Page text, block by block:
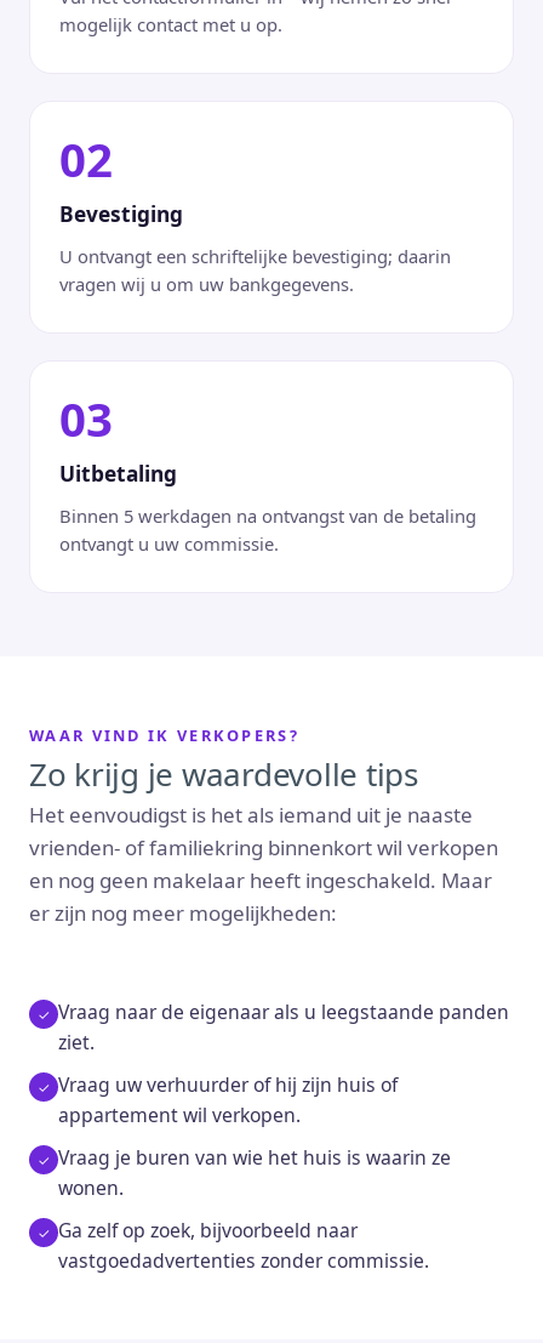
mogelijk contact met u op.
02
Bevestiging
U ontvangt een schriftelijke bevestiging; daarin
vragen wij u om uw bankgegevens.
03
Uitbetaling
Binnen 5 werkdagen na ontvangst van de betaling
ontvangt u uw commissie.
WAAR VIND IK VERKOPERS?
Zo krijg je waardevolle tips
Het eenvoudigst is het als iemand uit je naaste
vrienden- of familiekring binnenkort wil verkopen
en nog geen makelaar heeft ingeschakeld. Maar
er zijn nog meer mogelijkheden:
Vraag naar de eigenaar als u leegstaande panden
ziet.
Vraag uw verhuurder of hij zijn huis of
appartement wil verkopen.
Vraag je buren van wie het huis is waarin ze
wonen.
Ga zelf op zoek, bijvoorbeeld naar
vastgoedadvertenties zonder commissie.